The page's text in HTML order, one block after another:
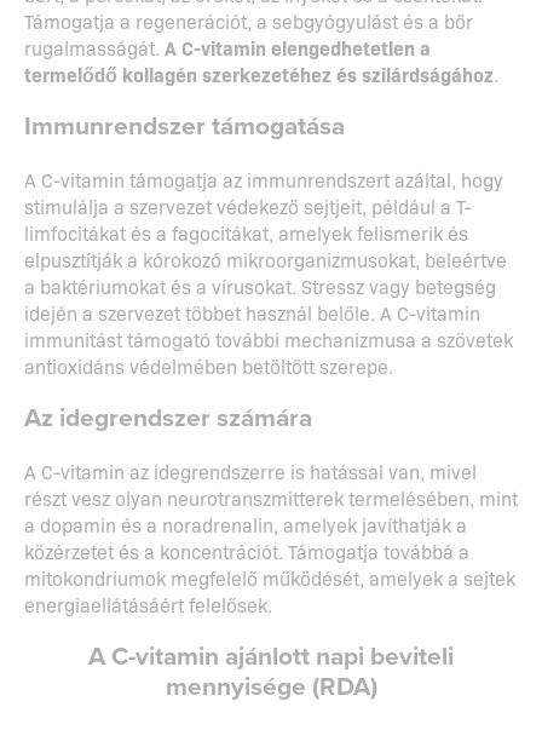
Támogatja a regenerációt, a sebgyógyulást és a bőr
rugalmasságát. A C-vitamin elengedhetetlen a
termelődő kollagén szerkezetéhez és szilárdságához.
Immunrendszer támogatása
A C-vitamin támogatja az immunrendszert azáltal, hogy
stimulálja a szervezet védekező sejtjeit, például a T-
limfocitákat és a fagocitákat, amelyek felismerik és
elpusztítják a kórokozó mikroorganizmusokat, beleértve
a baktériumokat és a vírusokat. Stressz vagy betegség
idején a szervezet többet használ belőle. A C-vitamin
immunitást támogató további mechanizmusa a szövetek
antioxidáns védelmében betöltött szerepe.
Az idegrendszer számára
A C-vitamin az idegrendszerre is hatással van, mivel
részt vesz olyan neurotranszmitterek termelésében, mint
a dopamin és a noradrenalin, amelyek javíthatják a
közérzetet és a koncentrációt. Támogatja továbbá a
mitokondriumok megfelelő működését, amelyek a sejtek
energiaellátásáért felelősek.
A C-vitamin ajánlott napi beviteli
mennyisége (RDA)